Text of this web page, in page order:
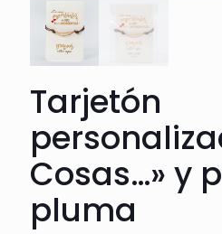
Tarjetón
Cosas…» y
pluma